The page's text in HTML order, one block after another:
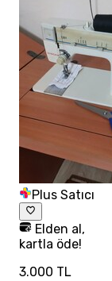
Plus Satıcı
Elden al,
kartla öde!
3.000 TL